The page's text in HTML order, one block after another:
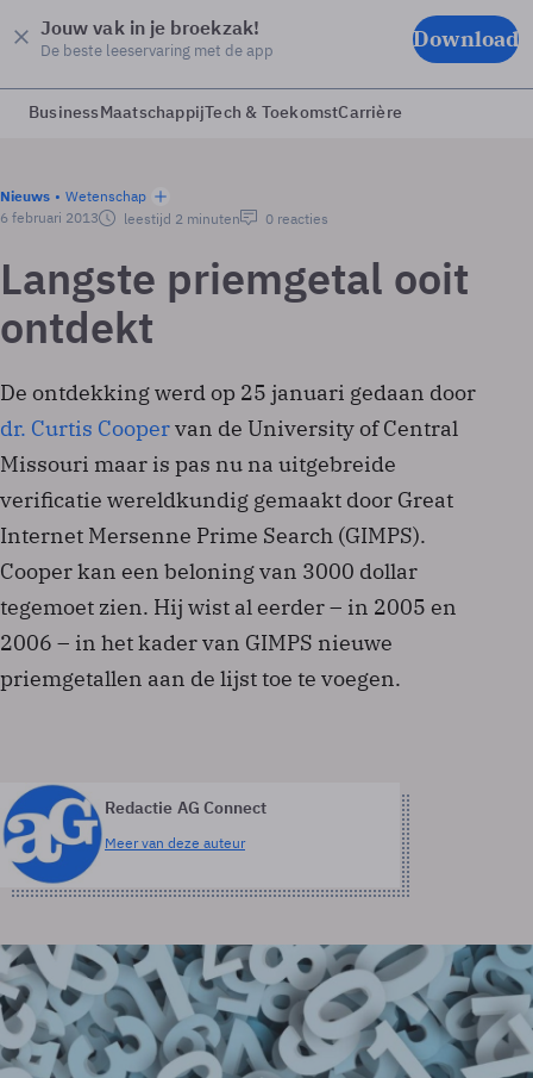
Jouw vak in je broekzak!
De beste leeservaring met de app Download
BusinessMaatschappijTech & ToekomstCarrière
Nieuws
Wetenschap
6 februari 2013
leestijd 2 minuten 0 reacties
Langste priemgetal ooit
ontdekt
De ontdekking werd op 25 januari gedaan door
dr. Curtis Coopervan de University of Central
Missouri maar is pas nu na uitgebreide
verificatie wereldkundig gemaakt door Great
Internet Mersenne Prime Search (GIMPS).
Cooper kan een beloning van 3000 dollar
tegemoet zien. Hij wist al eerder – in 2005 en
2006 – in het kader van GIMPS nieuwe
priemgetallen aan de lijst toe te voegen.
Redactie AG Connect
Meer van deze auteur